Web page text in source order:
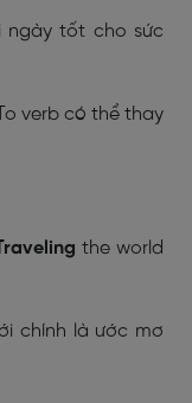
ngày tốt cho sức
verb có thể thay
the world
chính là ước mơ